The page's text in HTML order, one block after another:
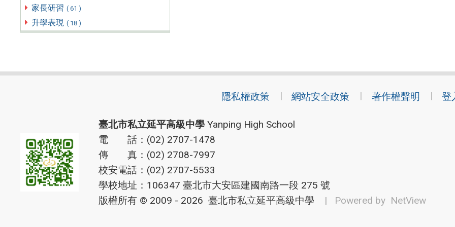
家長研習 ( 61 )
升學表現 ( 18 )
隱私權政策 網站安全政策 著作權聲明 登
臺北市私立延平高級中學Yanping High School
電 話：(02) 2707-1478
傳 真：(02) 2708-7997
校安電話：(02) 2707-5533
學校地址：106347 臺北市大安區建國南路一段 275 號
版權所有 © 2009 - 2026 臺北市私立延平高級中學 | Powered by NetView